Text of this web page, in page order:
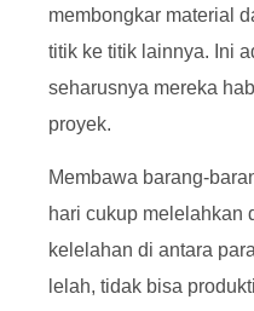
membongkar material
titik ke titik lainnya. Ini
seharusnya mereka
proyek.
Membawa barang-
hari cukup melelahkan
kelelahan di antara
lelah, tidak bisa